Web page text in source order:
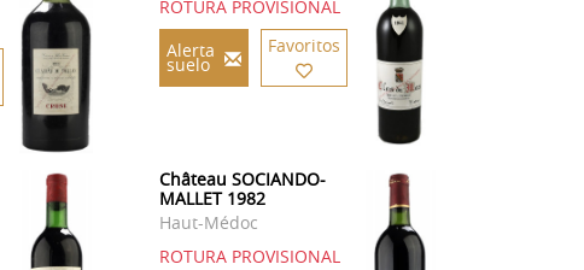
ROTURA PROVISIONAL
Alerta
suelo
Favoritos
Château SOCIANDO-
MALLET 1982
Haut-Médoc
ROTURA PROVISIONAL